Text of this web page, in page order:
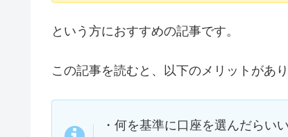
という方におすすめの記事です。
この記事を読むと、以下のメリットがあり
・何を基準に口座を選んだらい